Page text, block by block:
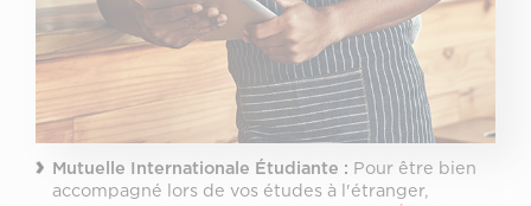
Mutuelle Internationale Étudiante : Pour être bien
accompagné lors de vos études à l'étranger,